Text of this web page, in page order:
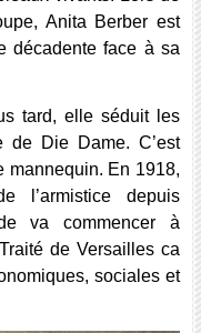
Anita Berber est
décadente face à sa
tard, elle séduit les
de Die Dame. C’est
mannequin. En 1918,
l’armistice depuis
va commencer à
de Versailles ca
sociales et